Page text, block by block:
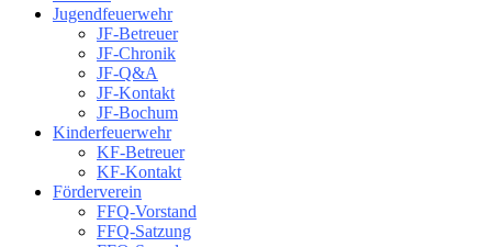
Jugendfeuerwehr
JF-Betreuer
JF-Chronik
JF-Q&A
JF-Kontakt
JF-Bochum
Kinderfeuerwehr
KF-Betreuer
KF-Kontakt
Förderverein
FFQ-Vorstand
FFQ-Satzung